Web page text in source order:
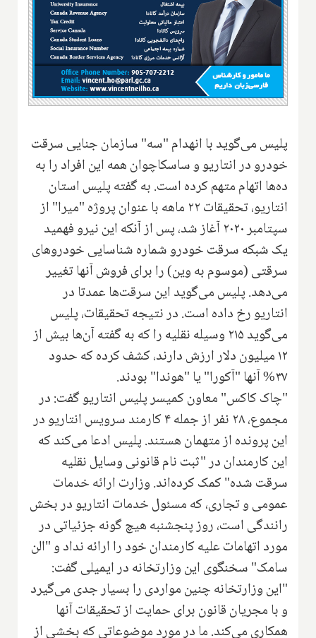
پلیس می‌گوید با انهدام "سه" سازمان جنایی سرقت
خودرو در انتاریو و ساسکاچوان همه این افراد را به
ده‌ها اتهام متهم کرده است. به گفته پلیس استان
انتاریو، تحقیقات ۲۲ ماهه با عنوان پروژه "میرا" از
سپتامبر ۲۰۲۰ آغاز شد، پس از آنکه این نیرو فهمید
یک شبکه سرقت خودرو شماره شناسایی خودروهای
سرقتی (موسوم به وین) را برای فروش آنها تغییر
می‌دهد. پلیس می‌گوید این سرقت‌ها عمدتا در
انتاریو رخ داده است. در نتیجه تحقیقات، پلیس
می‌گوید ۲۱۵ وسیله نقلیه را که به گفته آن‌ها بیش از
۱۲ میلیون دلار ارزش دارند، کشف کرده که حدود
۳۷% آنها "آکورا" یا "هوندا" بودند.
"چاک کاکس" معاون کمیسر پلیس انتاریو گفت: در
مجموع، ۲۸ نفر از جمله ۴ کارمند سرویس انتاریو در
این پرونده از متهمان هستند. پلیس ادعا می‌کند که
این کارمندان در "ثبت نام قانونی وسایل نقلیه
سرقت شده" کمک کرده‌اند. وزارت ارائه خدمات
عمومی و تجاری، که مسئول خدمات انتاریو در بخش
رانندگی است، روز پنجشنبه هیچ گونه جزئیاتی در
مورد اتهامات علیه کارمندان خود را ارائه نداد و "الن
سامک" سخنگوی این وزارتخانه در ایمیلی گفت:
"این وزارتخانه چنین مواردی را بسیار جدی می‌گیرد
و با مجریان قانون برای حمایت از تحقیقات آنها
همکاری می‌کند. ما در مورد موضوعاتی که بخشی از